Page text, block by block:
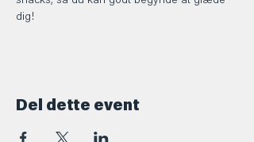
dig!
Del dette event